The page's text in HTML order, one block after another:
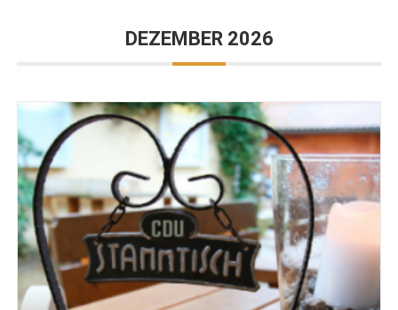
DEZEMBER 2026